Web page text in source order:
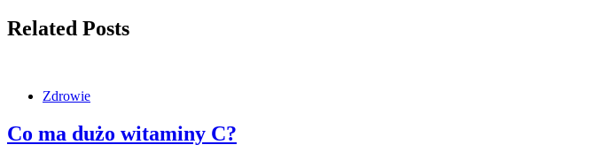
Related Posts
Zdrowie
Co ma dużo witaminy C?